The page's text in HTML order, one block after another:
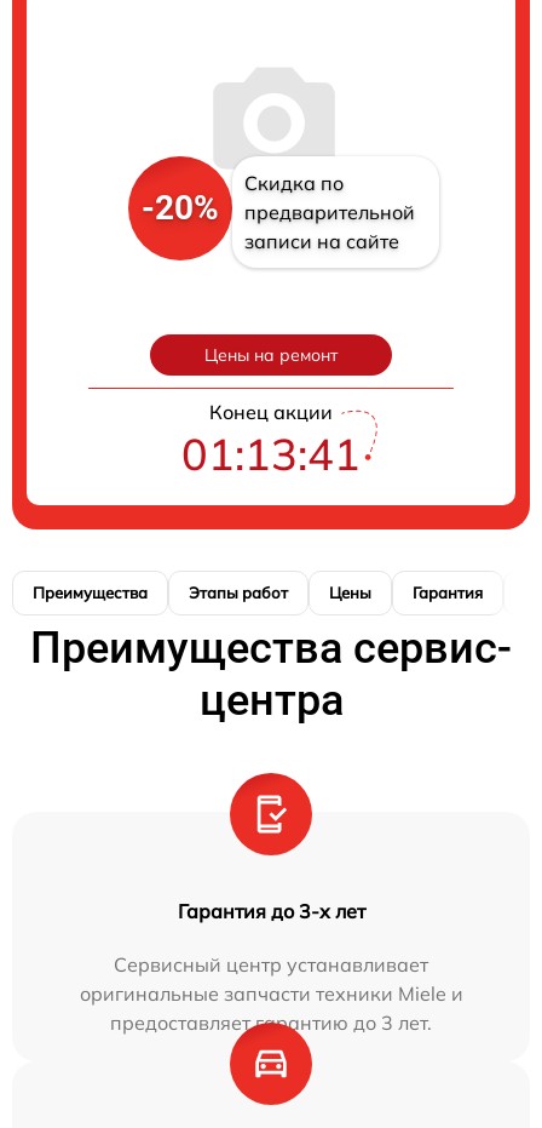
-20%
Скидка по
предварительной
записи на сайте
Цены на ремонт
Конец акции
01:13:41
Преимущества Этапы работ Цены Гарантия
Преимущества сервис-
центра
Гарантия до 3-х лет
Сервисный центр устанавливает
оригинальные запчасти техники Miele и
предоставляет гарантию до 3 лет.